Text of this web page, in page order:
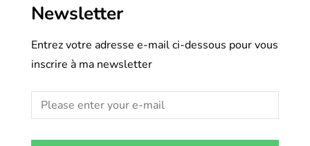
Newsletter
Entrez votre adresse e-mail ci-dessous pour vous
inscrire à ma newsletter